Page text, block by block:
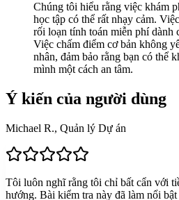
Chúng tôi hiểu rằng việc khám
học tập có thể rất nhạy cảm.
rối loạn tính toán miễn phí dành
Việc chấm điểm cơ bản không
nhân, đảm bảo rằng bạn có thể
mình một cách an tâm.
Ý kiến của người dùng
Michael R., Quản lý Dự án
Tôi luôn nghĩ rằng tôi chỉ bất cẩn với
hướng. Bài kiểm tra này đã làm nổi